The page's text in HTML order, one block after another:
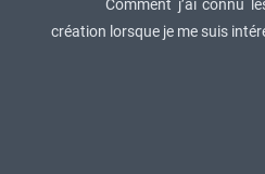
Comment j’ai connu
création lorsque je me suis